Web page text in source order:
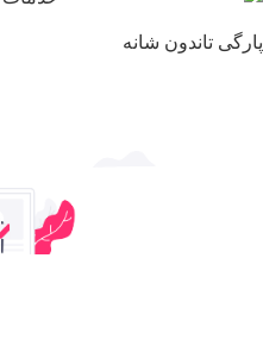
تاندون شانه